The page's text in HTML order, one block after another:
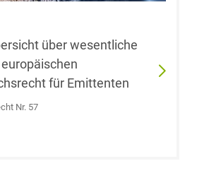
Maximilian
Dehnert
Kerstin Deiters,
über wesentliche
für Emittenten
Nr. 57